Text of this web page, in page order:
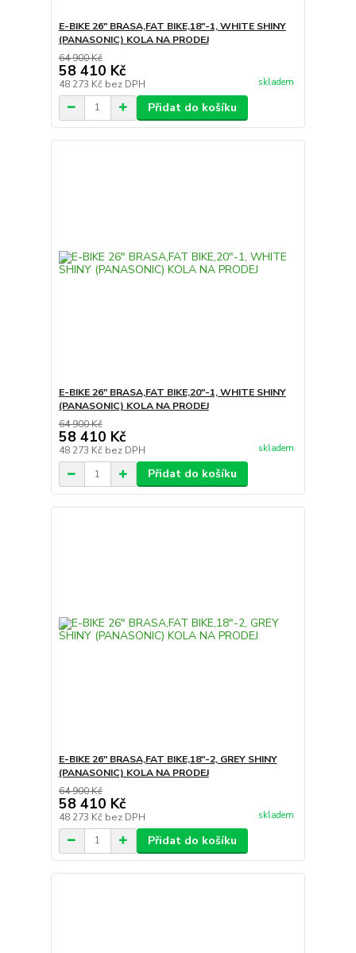
E-BIKE 26" BRASA,FAT BIKE,18"-1, WHITE SHINY
(PANASONIC) KOLA NA PRODEJ
64 900 Kč
58 410 Kč
48 273 Kč bez DPH skladem
Přidat do košíku
E-BIKE 26" BRASA,FAT BIKE,20"-1, WHITE SHINY
(PANASONIC) KOLA NA PRODEJ
64 900 Kč
58 410 Kč
48 273 Kč bez DPH skladem
Přidat do košíku
E-BIKE 26" BRASA,FAT BIKE,18"-2, GREY SHINY
(PANASONIC) KOLA NA PRODEJ
64 900 Kč
58 410 Kč
48 273 Kč bez DPH skladem
Přidat do košíku